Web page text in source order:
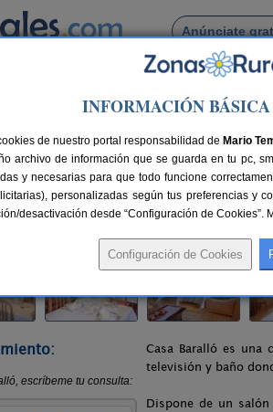
Anúnciate
Busca por pueblo
> Casa Baralló
plazas 67 km de Ourense Compartir:
Casa Baralló es una
televisión y baño
Dispone de un
INFORMACIÓN
de nuestro portal responsabilidad de Mario
archivo de información que se guarda en tu pc,
y necesarias para que todo funcione
personalizadas según tus preferencias y
desactivación desde “Configuración de Cookies”.